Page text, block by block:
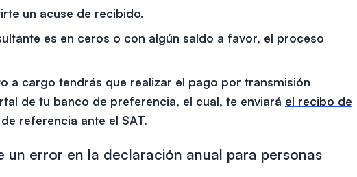
un acuse de recibido.
es en ceros o con algún saldo a favor, el proceso
a cargo tendrás que realizar el pago por transmisión
de tu banco de preferencia, el cual, te enviará el recibo de
referencia ante el SAT.
un error en la declaración anual para personas